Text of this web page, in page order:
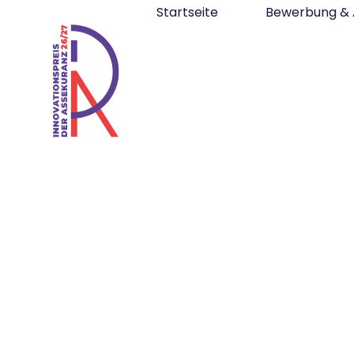
Startseite Bewerbung &